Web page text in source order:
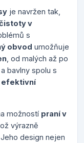
je navržen tak,
v
s
obvod umožňuje
, od malých až po
bavlny spolu s
efektivní
možností praní v
výrazně
design nejen